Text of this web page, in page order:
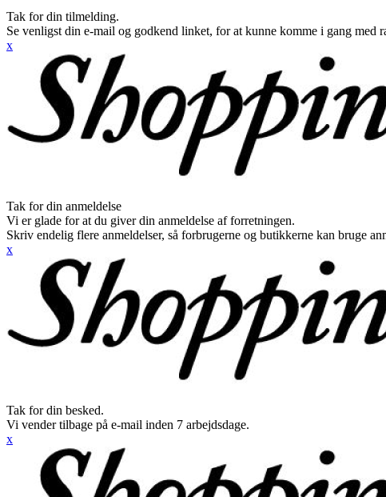
Tak for din tilmelding.
Se venligst din e-mail og godkend linket, for at kunne komme i gang med
x
Tak for din anmeldelse
Vi er glade for at du giver din anmeldelse af forretningen.
Skriv endelig flere anmeldelser, så forbrugerne og butikkerne kan bruge
x
Tak for din besked.
Vi vender tilbage på e-mail inden 7 arbejdsdage.
x